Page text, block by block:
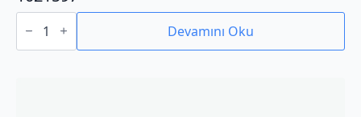
1021597
adet Devamını Oku